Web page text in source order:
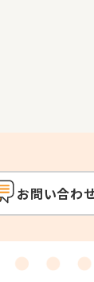
お問い合わ